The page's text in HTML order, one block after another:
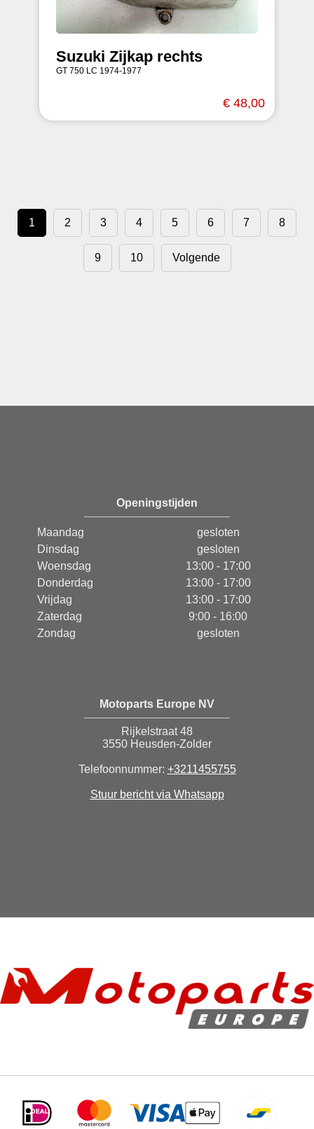
Suzuki Zijkap rechts
GT 750 LC 1974-1977
€ 48,00
1 2 3 4 5 6 7 8
9 10 Volgende
Openingstijden
Maandag
gesloten
Dinsdag
gesloten
Woensdag
13:00 - 17:00
Donderdag
13:00 - 17:00
Vrijdag
13:00 - 17:00
Zaterdag
9:00 - 16:00
Zondag
gesloten
Motoparts Europe NV
Rijkelstraat 48
3550 Heusden-Zolder
Telefoonnummer: +3211455755
Stuur bericht via Whatsapp